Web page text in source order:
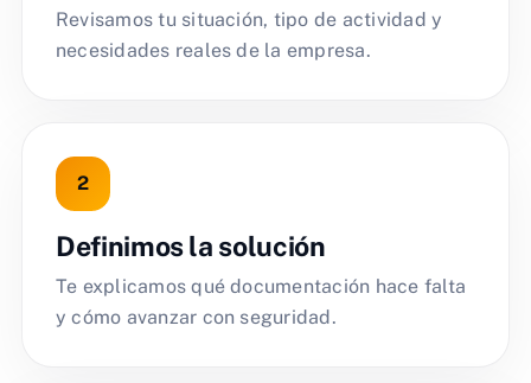
Revisamos tu situación, tipo de actividad y
necesidades reales de la empresa.
Definimos la solución
Te explicamos qué documentación hace falta
y cómo avanzar con seguridad.